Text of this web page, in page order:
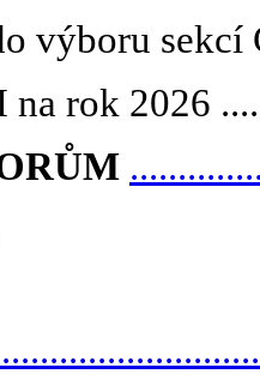
výboru sekcí
na rok 2026